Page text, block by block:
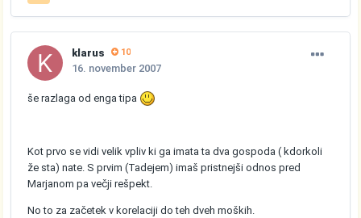
klarus 10
16. november 2007
še razlaga od enga tipa
Kot prvo se vidi velik vpliv ki ga imata ta dva gospoda ( kdorkoli
že sta) nate. S prvim (Tadejem) imaš pristnejši odnos pred
Marjanom pa večji rešpekt.
No to za začetek v korelaciji do teh dveh moških.